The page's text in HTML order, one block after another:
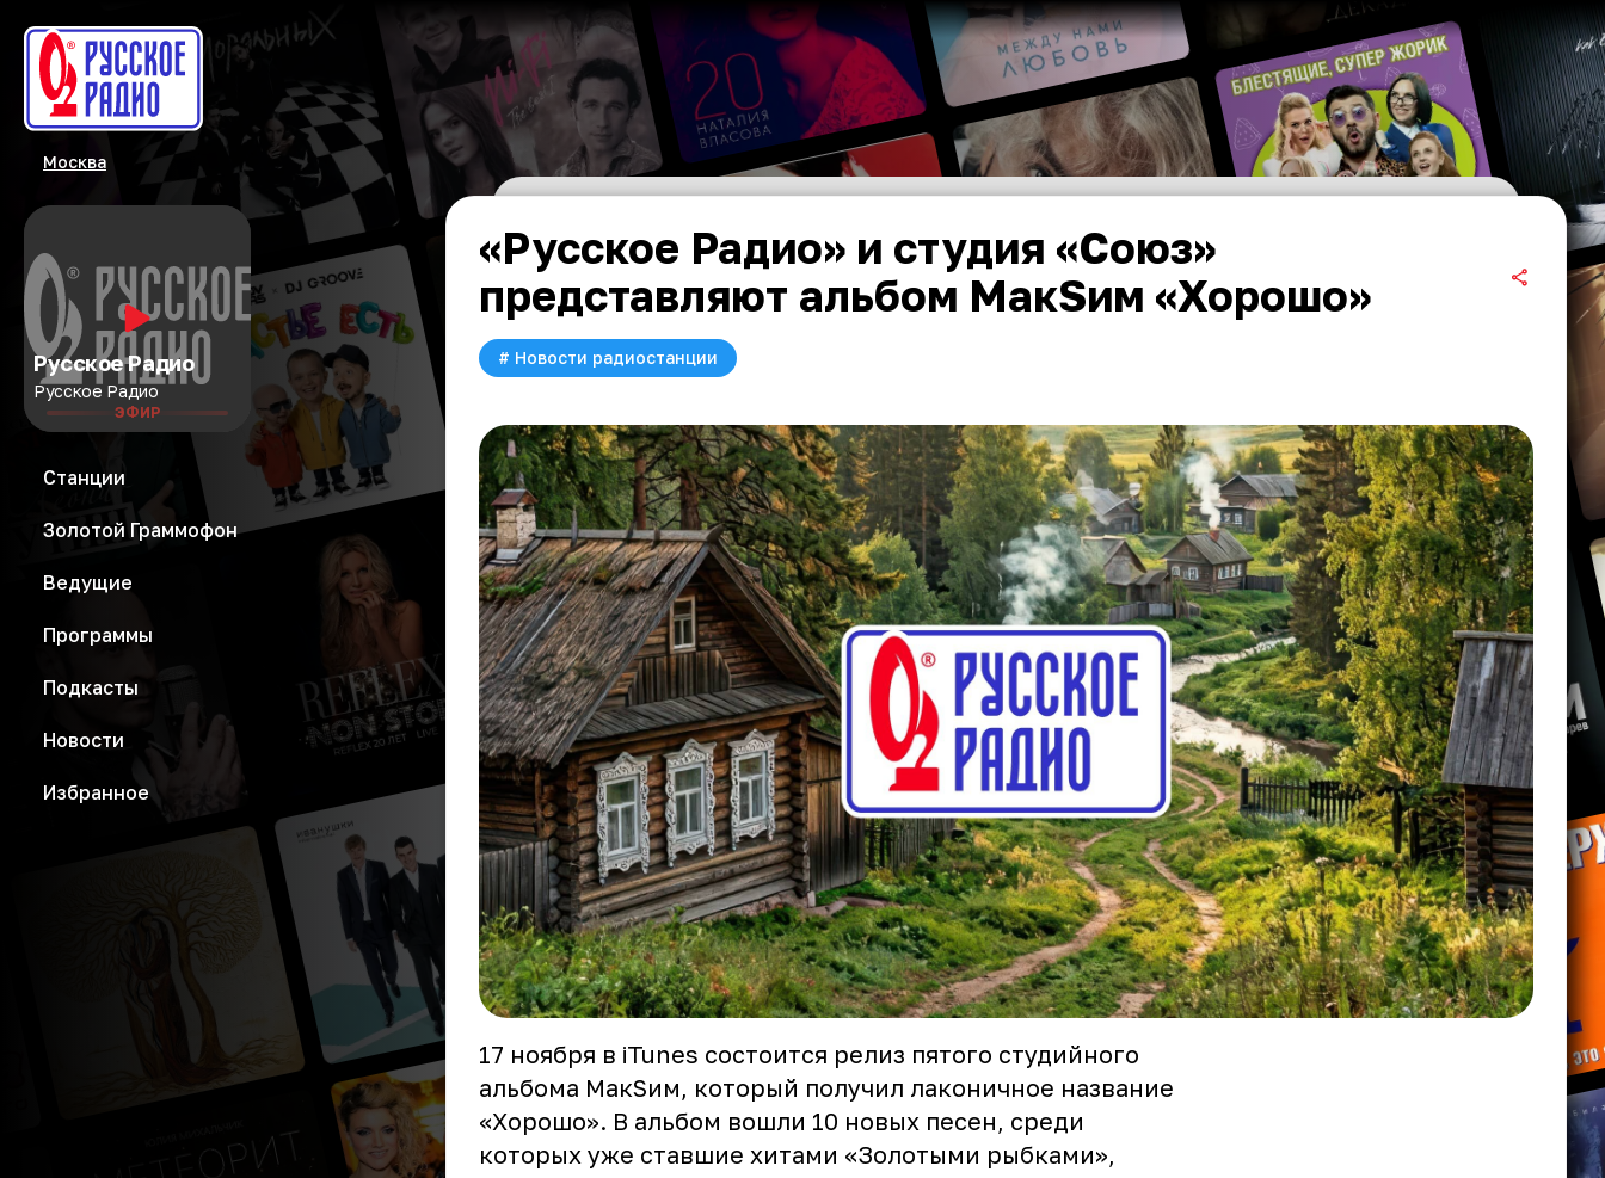
Москва
Русское Радио
Русское Радио
ЭФИР
Станции
Золотой Граммофон
Ведущие
Программы
Подкасты
Новости
Избранное
«Русское Радио» и студия «Союз»
представляют альбом МакSим «Хорошо»
# Новости радиостанции
17 ноября в iTunes состоится релиз пятого студийного
альбома МакSим, который получил лаконичное название
«Хорошо». В альбом вошли 10 новых песен, среди
которых уже ставшие хитами «Золотыми рыбками»,